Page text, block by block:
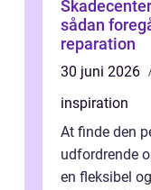
sådan
reparation
30 juni 2026
inspiration
At finde den
udfordrende
en fleksibel